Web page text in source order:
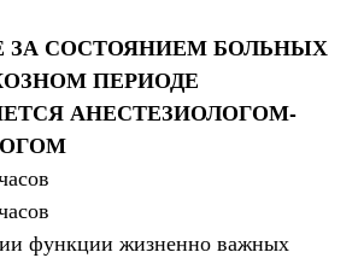
ЗА СОСТОЯНИЕМ БОЛЬНЫХ
ПЕРИОДЕ
АНЕСТЕЗИОЛОГОМ-
функции жизненно важных